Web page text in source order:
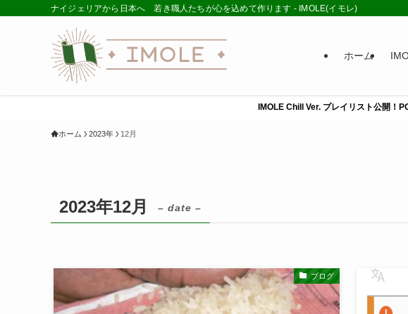
ナイジェリアから日本へ 若き職人たちが心を込めて作ります - IMOLE(イモレ)
ホーム
IMOLE Chill Ver. プレイリスト公開！
ホーム 2023年 12月
2023年12月 – date –
ブログ